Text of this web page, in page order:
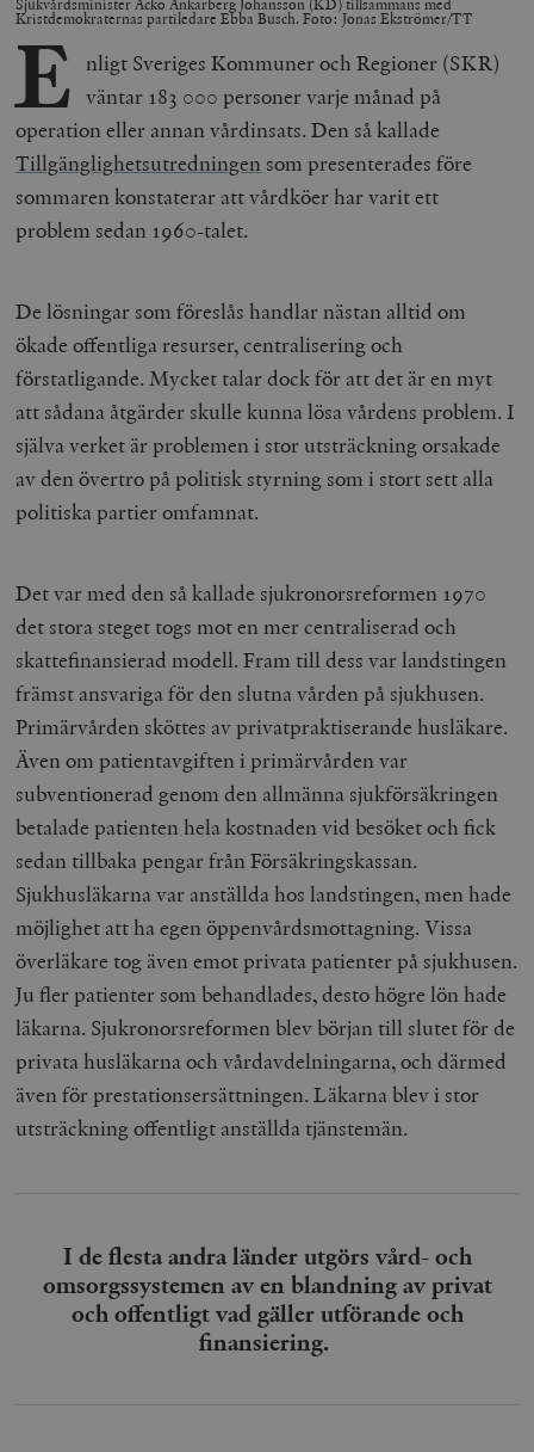
Sjukvårdsminister Acko Ankarberg Johansson (KD) tillsammans med
Kristdemokraternas partiledare Ebba Busch. Foto: Jonas Ekströmer/TT
E
nligt Sveriges Kommuner och Regioner (SKR)
väntar 183 000 personer varje månad på
operation eller annan vårdinsats. Den så kallade
Tillgänglighetsutredningen som presenterades före
sommaren konstaterar att vårdköer har varit ett
problem sedan 1960-talet.
De lösningar som föreslås handlar nästan alltid om
ökade offentliga resurser, centralisering och
förstatligande. Mycket talar dock för att det är en myt
att sådana åtgärder skulle kunna lösa vårdens problem. I
själva verket är problemen i stor utsträckning orsakade
av den övertro på politisk styrning som i stort sett alla
politiska partier omfamnat.
Det var med den så kallade sjukronorsreformen 1970
det stora steget togs mot en mer centraliserad och
skattefinansierad modell. Fram till dess var landstingen
främst ansvariga för den slutna vården på sjukhusen.
Primärvården sköttes av privatpraktiserande husläkare.
Även om patientavgiften i primärvården var
subventionerad genom den allmänna sjukförsäkringen
betalade patienten hela kostnaden vid besöket och fick
sedan tillbaka pengar från Försäkringskassan.
Sjukhusläkarna var anställda hos landstingen, men hade
möjlighet att ha egen öppenvårdsmottagning. Vissa
överläkare tog även emot privata patienter på sjukhusen.
Ju fler patienter som behandlades, desto högre lön hade
läkarna. Sjukronorsreformen blev början till slutet för de
privata husläkarna och vårdavdelningarna, och därmed
även för prestationsersättningen. Läkarna blev i stor
utsträckning offentligt anställda tjänstemän.
I de flesta andra länder utgörs vård- och
omsorgssystemen av en blandning av privat
och offentligt vad gäller utförande och
finansiering.